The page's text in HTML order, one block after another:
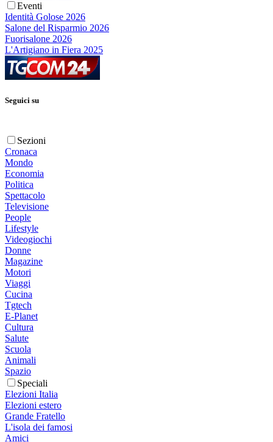
Eventi
Identità Golose 2026
Salone del Risparmio 2026
Fuorisalone 2026
L'Artigiano in Fiera 2025
Seguici su
Sezioni
Cronaca
Mondo
Economia
Politica
Spettacolo
Televisione
People
Lifestyle
Videogiochi
Donne
Magazine
Motori
Viaggi
Cucina
Tgtech
E-Planet
Cultura
Salute
Scuola
Animali
Spazio
Speciali
Elezioni Italia
Elezioni estero
Grande Fratello
L'isola dei famosi
Amici